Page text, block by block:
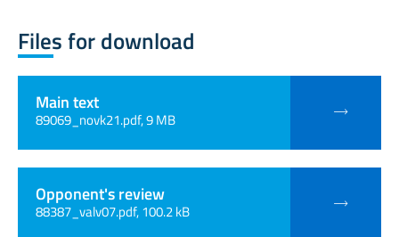
Files for download
Main text
89069_novk21.pdf, 9 MB
Opponent's review
88387_valv07.pdf, 100.2 kB